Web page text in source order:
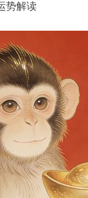
势解读